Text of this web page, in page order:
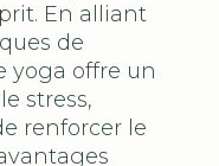
En alliant
de
yoga offre un
stress,
renforcer le